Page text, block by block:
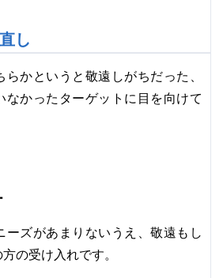
し
かというと敬遠しがちだった、
なかったターゲットに目を向けて
ーズがあまりないうえ、敬遠もし
の受け入れです。